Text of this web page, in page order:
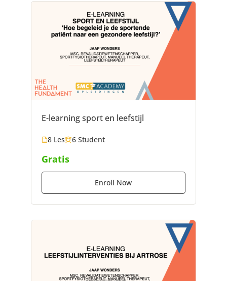
E-learning sport en leefstijl
8 Les 6 Student
Gratis
Enroll Now